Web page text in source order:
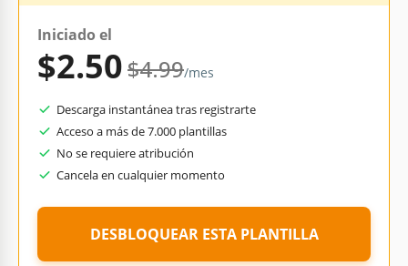
Iniciado el
$2.50$4.99/mes
Descarga instantánea tras registrarte
Acceso a más de 7.000 plantillas
No se requiere atribución
Cancela en cualquier momento
DESBLOQUEAR ESTA PLANTILLA